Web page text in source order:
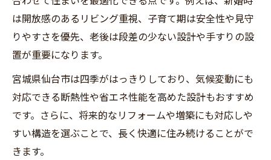
は開放感のあるリビング重視、子育て期は安全性や見守
りやすさを優先、老後は段差の少ない設計や手すりの設
置が重要になります。
宮城県仙台市は四季がはっきりしており、気候変動にも
対応できる断熱性や省エネ性能を高めた設計もおすすめ
です。さらに、将来的なリフォームや増築にも対応しや
すい構造を選ぶことで、長く快適に住み続けることがで
きます。